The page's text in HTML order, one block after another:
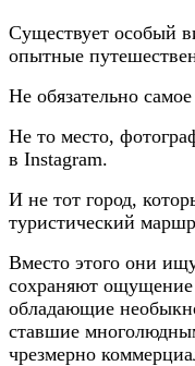
Существует особый
опытные
Не обязательно
Не то место,
в Instagram.
И не тот город,
туристический
Вместо этого они
сохраняют ощущение
обладающие
ставшие
чрезмерно